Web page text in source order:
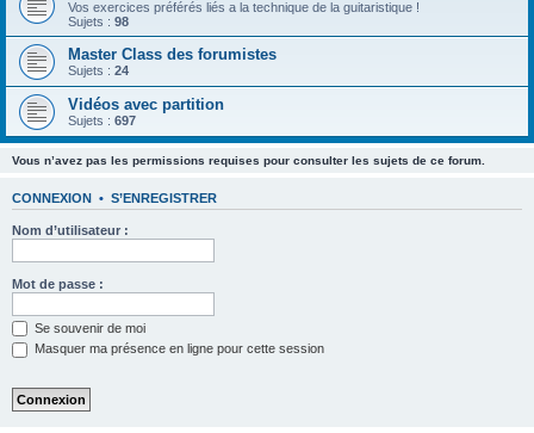
Vos exercices préférés liés a la technique de la guitaristique !
Sujets : 98
Master Class des forumistes
Sujets : 24
Vidéos avec partition
Sujets : 697
Vous n’avez pas les permissions requises pour consulter les sujets de ce forum.
CONNEXION • S’ENREGISTRER
Nom d’utilisateur :
Mot de passe :
Se souvenir de moi
Masquer ma présence en ligne pour cette session